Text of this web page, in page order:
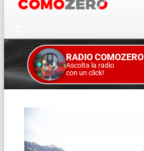
RADIO COMOZERO
Ascolta la radio
con un click!